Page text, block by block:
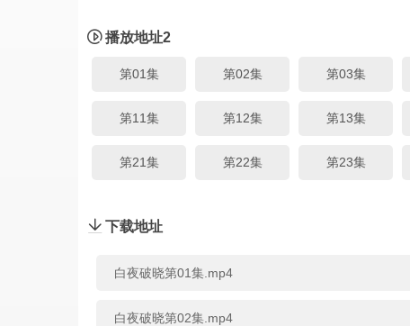
播放地址2
第01集 第02集 第03集
第11集 第12集 第13集
第21集 第22集 第23集
下载地址
白夜破晓第01集.mp4
白夜破晓第02集.mp4